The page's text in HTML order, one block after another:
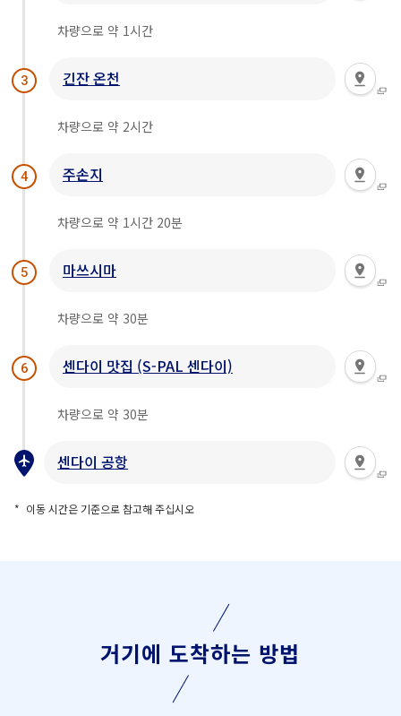
차량으로 약 1시간
3 긴잔 온천
차량으로 약 2시간
4 주손지
차량으로 약 1시간 20분
5 마쓰시마
차량으로 약 30분
6 센다이 맛집 (S-PAL 센다이)
차량으로 약 30분
센다이 공항
이동 시간은 기준으로 참고해 주십시오
거기에 도착하는 방법